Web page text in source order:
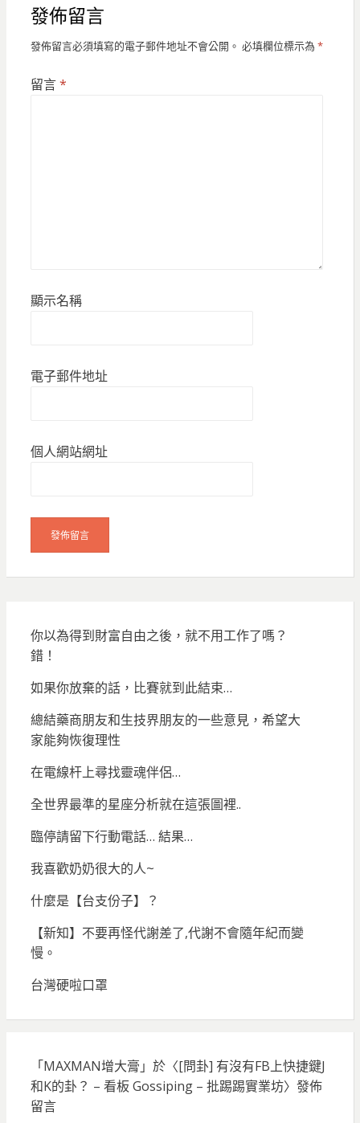
發佈留言
發佈留言必須填寫的電子郵件地址不會公開。 必填欄位標示為 *
留言*
顯示名稱
電子郵件地址
個人網站網址
你以為得到財富自由之後，就不用工作了嗎？
錯！
如果你放棄的話，比賽就到此結束…
總結藥商朋友和生技界朋友的一些意見，希望大
家能夠恢復理性
在電線杆上尋找靈魂伴侶…
全世界最準的星座分析就在這張圖裡..
臨停請留下行動電話… 結果…
我喜歡奶奶很大的人~
什麼是【台支份子】？
【新知】不要再怪代謝差了,代謝不會隨年紀而變
慢。
台灣硬啦口罩
「MAXMAN增大膏 」於〈[問卦] 有沒有FB上快捷鍵J
和K的卦？ – 看板 Gossiping – 批踢踢實業坊〉發佈
留言